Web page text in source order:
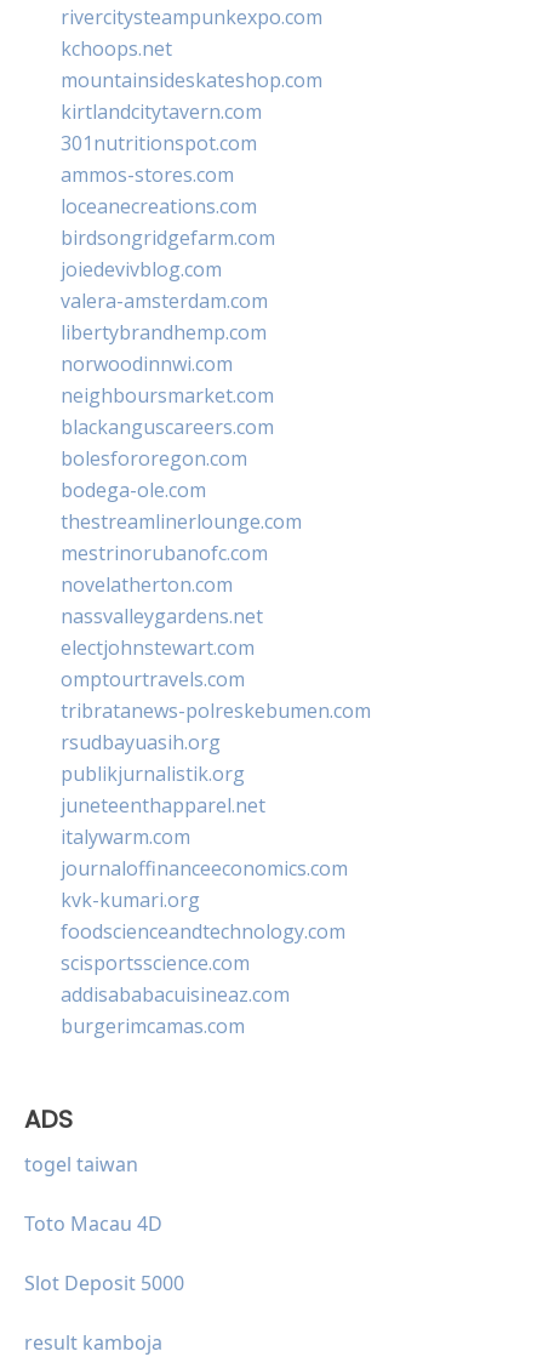
rivercitysteampunkexpo.com
kchoops.net
mountainsideskateshop.com
kirtlandcitytavern.com
301nutritionspot.com
ammos-stores.com
loceanecreations.com
birdsongridgefarm.com
joiedevivblog.com
valera-amsterdam.com
libertybrandhemp.com
norwoodinnwi.com
neighboursmarket.com
blackanguscareers.com
bolesfororegon.com
bodega-ole.com
thestreamlinerlounge.com
mestrinorubanofc.com
novelatherton.com
nassvalleygardens.net
electjohnstewart.com
omptourtravels.com
tribratanews-polreskebumen.com
rsudbayuasih.org
publikjurnalistik.org
juneteenthapparel.net
italywarm.com
journaloffinanceeconomics.com
kvk-kumari.org
foodscienceandtechnology.com
scisportsscience.com
addisababacuisineaz.com
burgerimcamas.com
ADS
togel taiwan
Toto Macau 4D
Slot Deposit 5000
result kamboja